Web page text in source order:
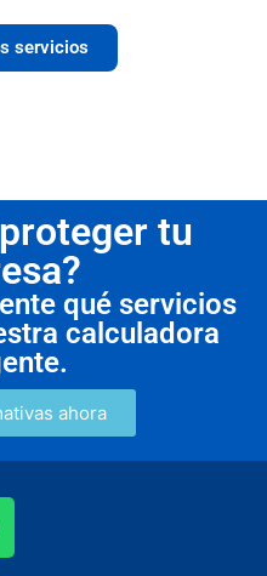
servicios
tu
qué servicios
calculadora
ahora